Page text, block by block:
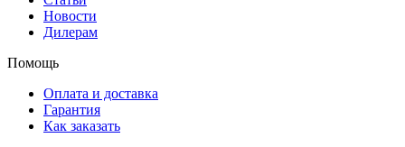
Новости
Дилерам
Помощь
Оплата и доставка
Гарантия
Как заказать